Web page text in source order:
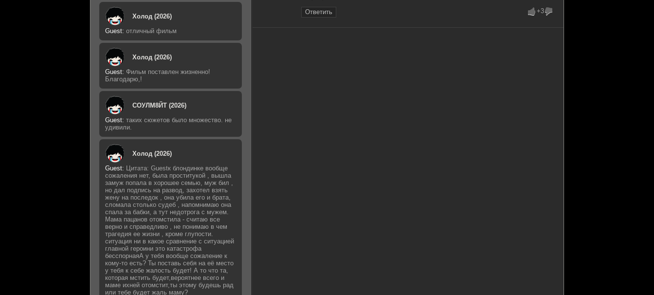
Ответить +3
Холод (2026)
Guest: отличный фильм
Холод (2026)
Guest: Фильм поставлен жизненно!
Благодарю,!
СОУЛМ8ЙТ (2026)
Guest: таких сюжетов было множество. не
удивили.
Холод (2026)
Guest: Цитата: Guestк блондинке вообще
сожаления нет, была проститукой , вышла
замуж попала в хорошее семью, муж бил ,
но дал подпись на развод, захотел взять
жену на последок , она убила его и брата,
сломала столько судеб , напомнимаю она
спала за бабки, а тут недотрога с мужем.
Мама пацанов отомстила - считаю все
верно и справедливо , не понимаю в чем
трагедия ее жизни , кроме глупости.
ситуация ни в какое сравнение с ситуацией
главной героини это катастрофа
бесспорнаяА у тебя вообще сожаление к
кому-то есть? Ты поставь себя на её место
у тебя к себе жалость будет! А то что та,
которая мстить будет,вероятнее всего и
маме ихней отомстит,ты этому будешь рад
или тебе будет жаль маму?